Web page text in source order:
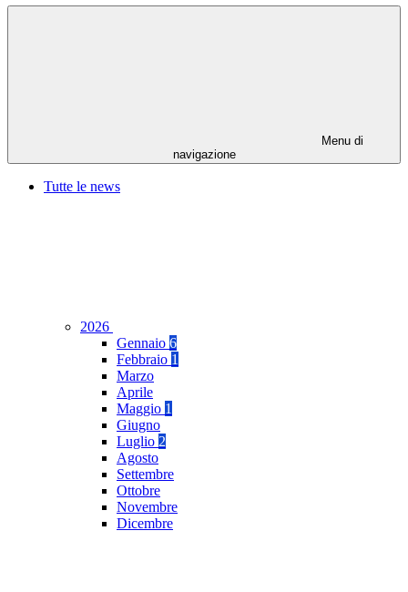
Menu di
navigazione
Tutte le news
2026
Gennaio 6
Febbraio 1
Marzo
Aprile
Maggio 1
Giugno
Luglio 2
Agosto
Settembre
Ottobre
Novembre
Dicembre